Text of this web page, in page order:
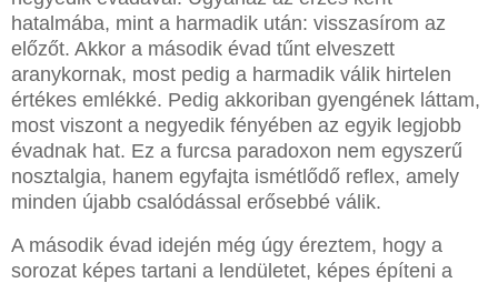
hatalmába, mint a harmadik után: visszasírom az
előzőt. Akkor a második évad tűnt elveszett
aranykornak, most pedig a harmadik válik hirtelen
értékes emlékké. Pedig akkoriban gyengének láttam,
most viszont a negyedik fényében az egyik legjobb
évadnak hat. Ez a furcsa paradoxon nem egyszerű
nosztalgia, hanem egyfajta ismétlődő reflex, amely
minden újabb csalódással erősebbé válik.
A második évad idején még úgy éreztem, hogy a
sorozat képes tartani a lendületet, képes építeni a